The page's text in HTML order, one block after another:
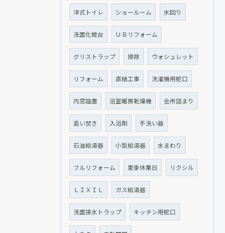
洋式トイレ ショールーム 水回り
洗面化粧台 ＵＢリフォーム
グリストラップ 掃除 ウォシュレット
リフォーム 直結工事 洗濯機用蛇口
内窓設置 浴室暖房乾燥機 会所詰まり
追い焚き 入浴剤 手洗い器
石油給湯器 小型給湯器 水まわり
フルリフォーム 夏季休業日 リクシル
ＬＩＸＩＬ ガス給湯器
洗面排水トラップ キッチン用蛇口